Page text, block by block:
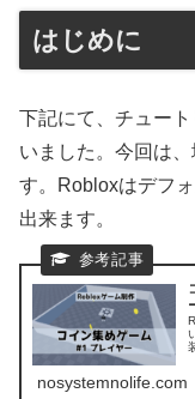
はじめに
下記にて、チュー
いました。今回は
す。Robloxはデフ
出来ます。
nosystemnolife.com